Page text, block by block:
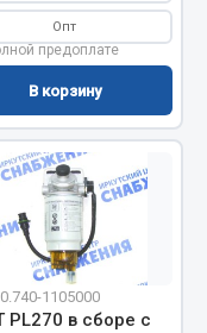
Опт
предоплате
В корзину
1105000
PL270 в сборе с